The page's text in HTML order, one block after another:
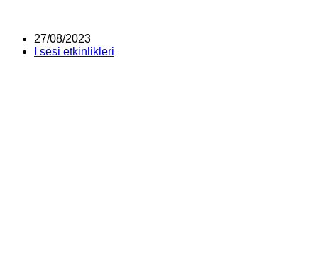
Post
published:
27/08/2023
Post
I sesi etkinlikleri